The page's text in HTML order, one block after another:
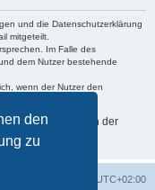
den
zu
und die Datenschutzerklärung
mitgeteilt.
Im Falle des
dem Nutzer bestehende
wenn der Nutzer den
Daten sind in der
UTC+02:00